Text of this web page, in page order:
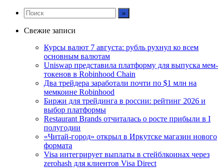
Свежие записи
Курсы валют 7 августа: рубль рухнул ко всем
основным валютам
Uniswap представила платформу для выпуска мем-
токенов в Robinhood Chain
Два трейдера заработали почти по $1 млн на
мемкоине Robinhood
Биржи для трейдинга в россии: рейтинг 2026 и
выбор платформы
Restaurant Brands отчиталась о росте прибыли в I
полугодии
«Читай-город» открыл в Иркутске магазин нового
формата
Visa интегрирует выплаты в стейблкоинах через
zerohash для клиентов Visa Direct